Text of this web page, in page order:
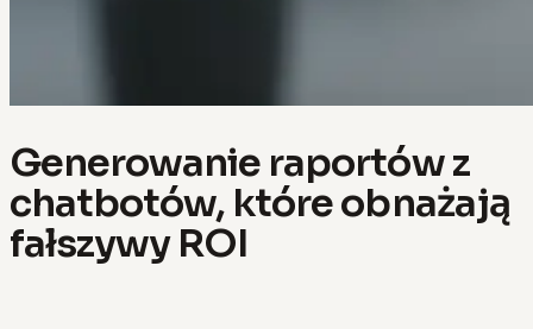
Generowanie raportów z
chatbotów, które obnażają
fałszywy ROI